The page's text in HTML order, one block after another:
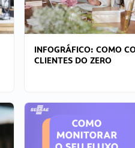
INFOGRÁFICO: COMO
CLIENTES DO ZERO